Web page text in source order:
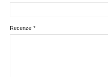
*
Recenze